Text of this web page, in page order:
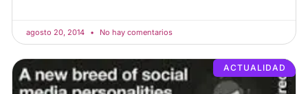
agosto 20, 2014 No hay comentarios
ACTUALIDAD